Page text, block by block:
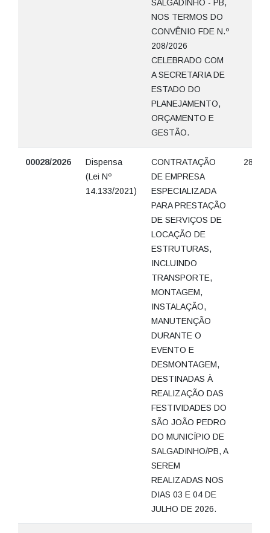
SALGADINHO - PB,
NOS TERMOS DO
CONVÊNIO FDE N.º
208/2026
CELEBRADO COM
A SECRETARIA DE
ESTADO DO
PLANEJAMENTO,
ORÇAMENTO E
GESTÃO.
00028/2026
Dispensa
(Lei Nº
14.133/2021)
CONTRATAÇÃO
DE EMPRESA
ESPECIALIZADA
PARA PRESTAÇÃO
DE SERVIÇOS DE
LOCAÇÃO DE
ESTRUTURAS,
INCLUINDO
TRANSPORTE,
MONTAGEM,
INSTALAÇÃO,
MANUTENÇÃO
DURANTE O
EVENTO E
DESMONTAGEM,
DESTINADAS À
REALIZAÇÃO DAS
FESTIVIDADES DO
SÃO JOÃO PEDRO
DO MUNICÍPIO DE
SALGADINHO/PB, A
SEREM
REALIZADAS NOS
DIAS 03 E 04 DE
JULHO DE 2026.
28/06/